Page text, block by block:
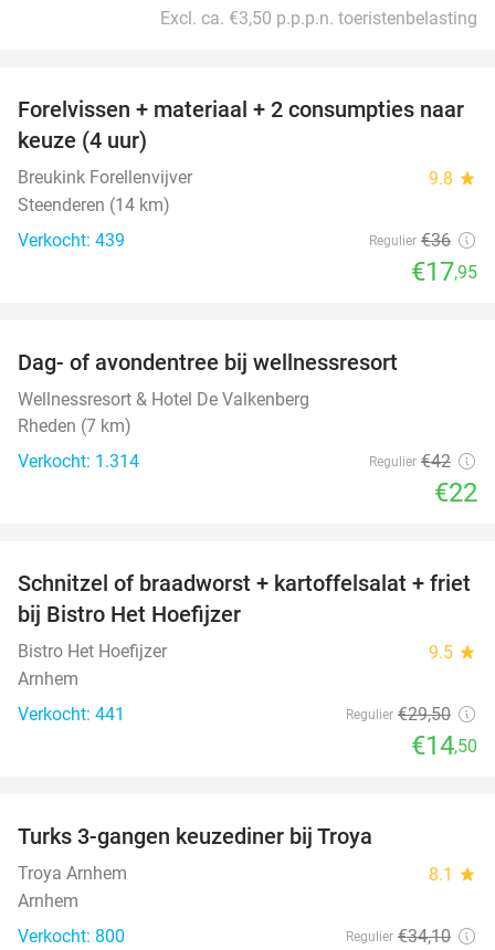
Excl. ca. €3,50 p.p.p.n. toeristenbelasting
50%
Forelvissen + materiaal + 2 consumpties naar
keuze (4 uur)
Breukink Forellenvijver 9.8 star
Steenderen (14 km)
Verkocht: 439
Regulier €36
€17,95
Dag- of avondentree bij wellnessresort
Wellnessresort & Hotel De Valkenberg
Rheden (7 km)
Verkocht: 1.314
Regulier €42
€22
51%
Schnitzel of braadworst + kartoffelsalat + friet
bij Bistro Het Hoefijzer
Bistro Het Hoefijzer 9.5 star
Arnhem
Verkocht: 441
Regulier €29,50
€14,50
Turks 3-gangen keuzediner bij Troya
Troya Arnhem 8.1 star
Arnhem
Verkocht: 800
Regulier €34,10